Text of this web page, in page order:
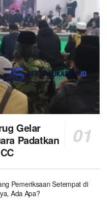
Gelar
Padatkan
Pemeriksaan Setempat di
Ada Apa?